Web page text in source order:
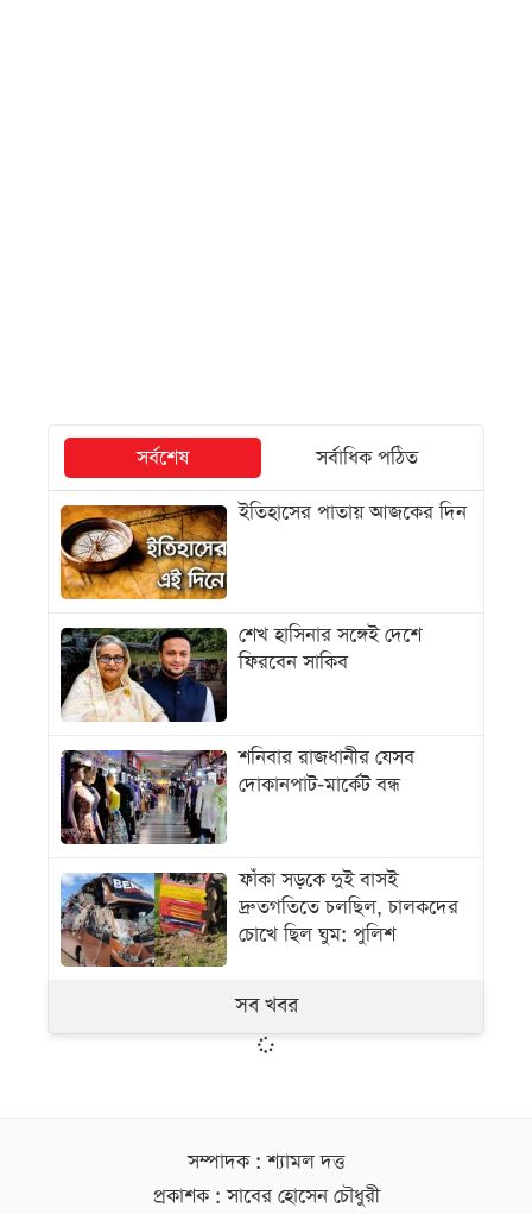
সর্বশেষ
সর্বাধিক পঠিত
ইতিহাসের পাতায় আজকের দিন
শেখ হাসিনার সঙ্গেই দেশে
ফিরবেন সাকিব
শনিবার রাজধানীর যেসব
দোকানপাট-মার্কেট বন্ধ
ফাঁকা সড়কে দুই বাসই
দ্রুতগতিতে চলছিল, চালকদের
চোখে ছিল ঘুম: পুলিশ
সব খবর
সম্পাদক : শ্যামল দত্ত
প্রকাশক : সাবের হোসেন চৌধুরী